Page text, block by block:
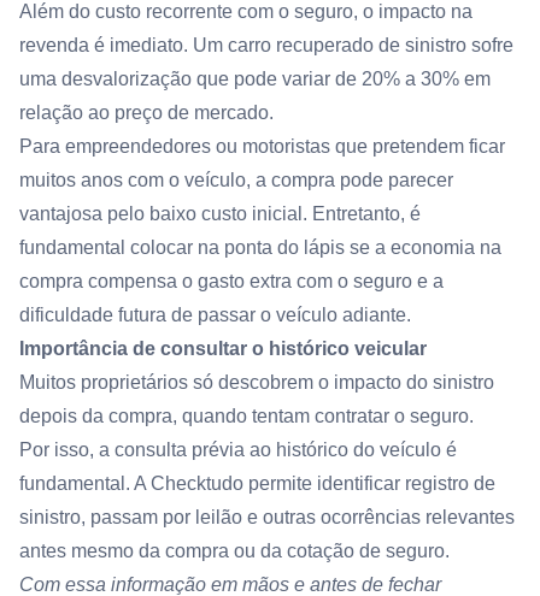
Além do custo recorrente com o seguro, o impacto na
revenda é imediato. Um carro recuperado de sinistro sofre
uma desvalorização que pode variar de 20% a 30% em
relação ao preço de mercado.
Para empreendedores ou motoristas que pretendem ficar
muitos anos com o veículo, a compra pode parecer
vantajosa pelo baixo custo inicial. Entretanto, é
fundamental colocar na ponta do lápis se a economia na
compra compensa o gasto extra com o seguro e a
dificuldade futura de passar o veículo adiante.
Importância de consultar o histórico veicular
Muitos proprietários só descobrem o impacto do sinistro
depois da compra, quando tentam contratar o seguro.
Por isso, a consulta prévia ao histórico do veículo é
fundamental. A Checktudo permite identificar registro de
sinistro, passam por leilão e outras ocorrências relevantes
antes mesmo da compra ou da cotação de seguro.
Com essa informação em mãos e antes de fechar